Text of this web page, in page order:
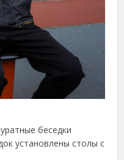
беседки
установлены столы с